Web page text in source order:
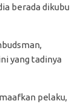
berada dikubu
yang tadinya
pelaku,